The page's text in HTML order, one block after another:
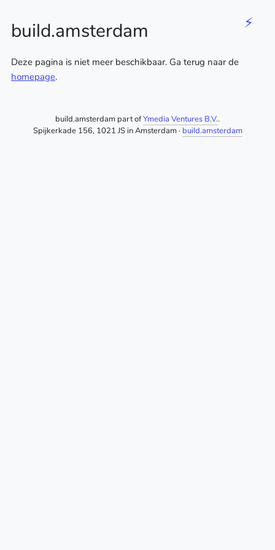
⚡
build.amsterdam
Deze pagina is niet meer beschikbaar. Ga terug naar de
homepage.
build.amsterdam part ofYmedia Ventures B.V..
Spijkerkade 156, 1021 JS in Amsterdam · build.amsterdam